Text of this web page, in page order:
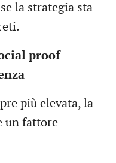
la strategia sta
proof
più elevata, la
un fattore